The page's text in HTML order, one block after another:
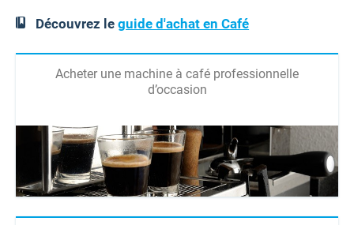
Découvrez leguide d'achat en Café
Acheter une machine à café professionnelle
d’occasion